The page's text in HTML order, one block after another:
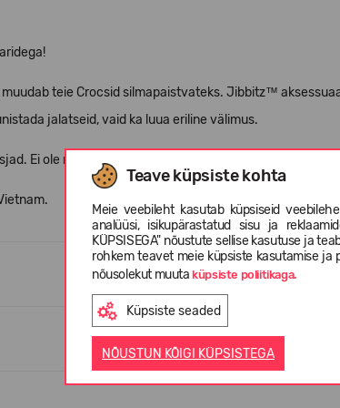
Teave küpsiste kohta
Meie veebileht kasutab küpsiseid
analüüsi, isikupärastatud sisu ja
KÜPSISEGA" nõustute sellise kasutuse ja
rohkem teavet meie küpsiste kasutamise
nõusolekut muutaküpsiste poliitikaga.
Küpsiste seaded
NÕUSTUN KÕIGI KÜPSISTEGA
teie Crocsid silmapaistvateks. Jibbitz™
jalatseid, vaid ka luua eriline välimus.
Ei ole mõeldud alla 3-aastastele lastele.